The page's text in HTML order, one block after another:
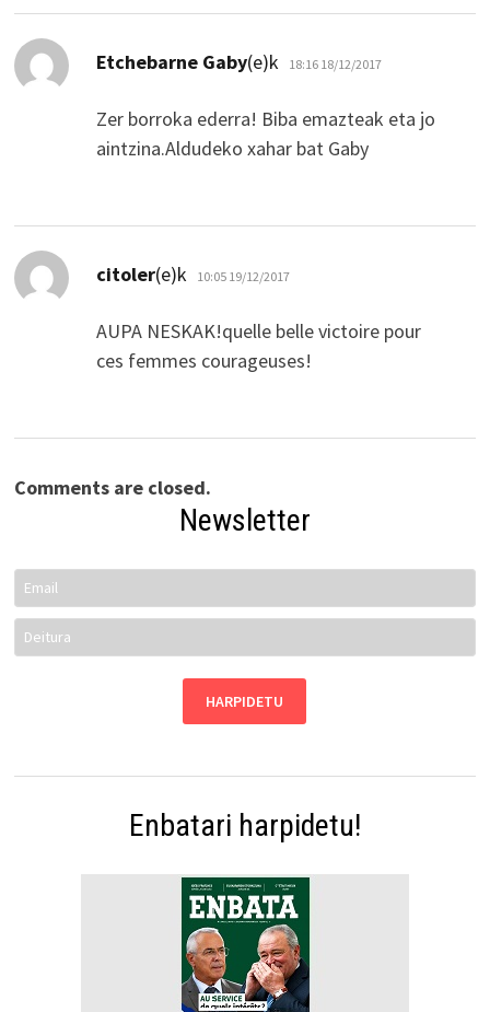
Etchebarne Gaby(e)k dio:
18:16 18/12/2017
Zer borroka ederra! Biba emazteak eta jo
aintzina.Aldudeko xahar bat Gaby
citoler(e)k dio:
10:05 19/12/2017
AUPA NESKAK!quelle belle victoire pour
ces femmes courageuses!
Comments are closed.
Newsletter
Enbatari harpidetu!